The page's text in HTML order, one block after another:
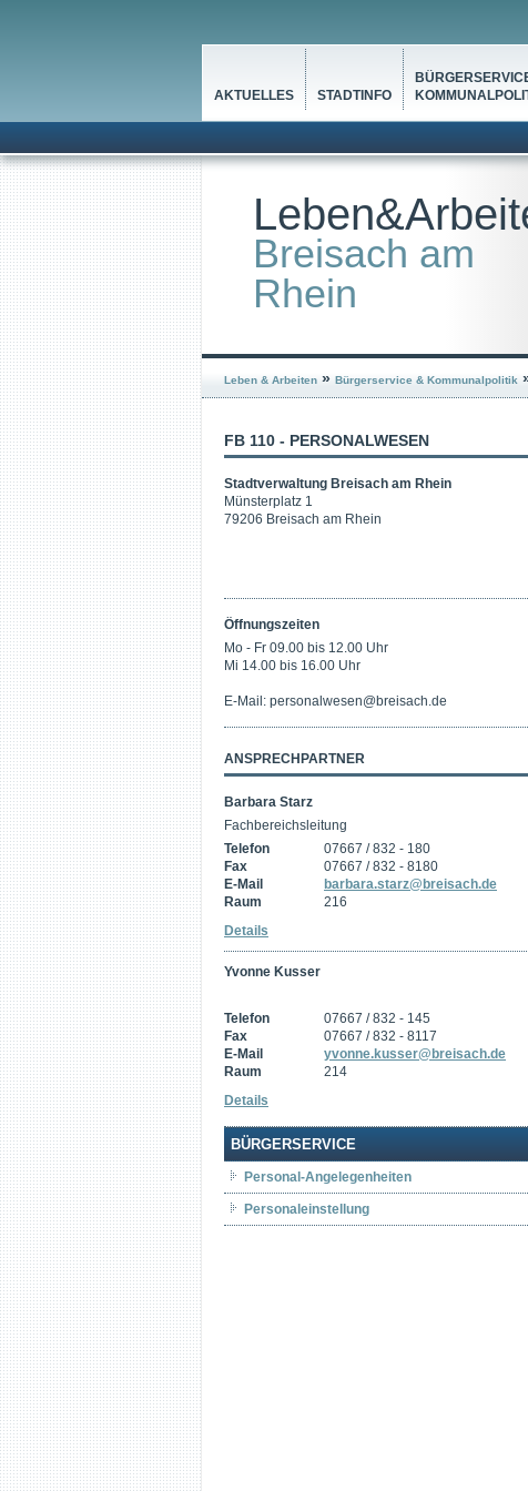
AKTUELLES STADTINFO
Breisach am
Rhein
Leben & Arbeiten » Bürgerservice & Kommunalpolitik
FB 110 - PERSONALWESEN
Stadtverwaltung Breisach am Rhein
Münsterplatz 1
79206 Breisach am Rhein
Öffnungszeiten
Mo - Fr 09.00 bis 12.00 Uhr
Mi 14.00 bis 16.00 Uhr
E-Mail: personalwesen@breisach.de
ANSPRECHPARTNER
Barbara Starz
Fachbereichsleitung
Telefon
07667 / 832 - 180
Fax
07667 / 832 - 8180
E-Mail
barbara.starz@breisach.de
Raum
216
Details
Yvonne Kusser
Telefon
07667 / 832 - 145
Fax
07667 / 832 - 8117
E-Mail
yvonne.kusser@breisach.de
Raum
214
Details
BÜRGERSERVICE
Personal-Angelegenheiten
Personaleinstellung